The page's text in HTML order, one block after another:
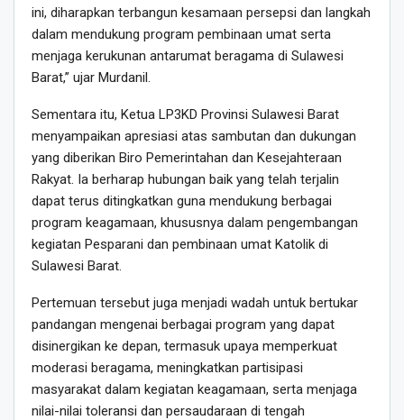
ini, diharapkan terbangun kesamaan persepsi dan langkah
dalam mendukung program pembinaan umat serta
menjaga kerukunan antarumat beragama di Sulawesi
Barat,” ujar Murdanil.
Sementara itu, Ketua LP3KD Provinsi Sulawesi Barat
menyampaikan apresiasi atas sambutan dan dukungan
yang diberikan Biro Pemerintahan dan Kesejahteraan
Rakyat. Ia berharap hubungan baik yang telah terjalin
dapat terus ditingkatkan guna mendukung berbagai
program keagamaan, khususnya dalam pengembangan
kegiatan Pesparani dan pembinaan umat Katolik di
Sulawesi Barat.
Pertemuan tersebut juga menjadi wadah untuk bertukar
pandangan mengenai berbagai program yang dapat
disinergikan ke depan, termasuk upaya memperkuat
moderasi beragama, meningkatkan partisipasi
masyarakat dalam kegiatan keagamaan, serta menjaga
nilai-nilai toleransi dan persaudaraan di tengah